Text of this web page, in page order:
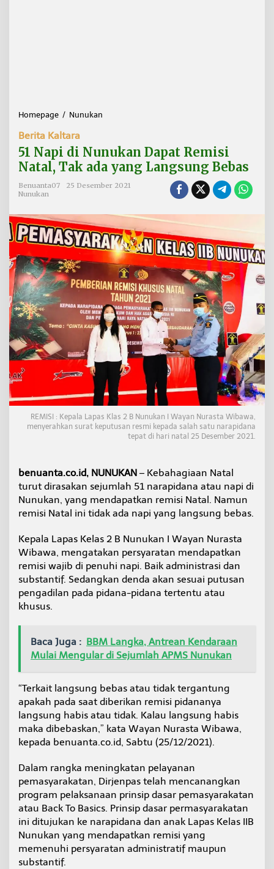
Homepage / Nunukan
a
p
i
u
n
u
k
D
a
a
t
R
s
i
N
t
a
T
a
k
a
d
a
n
g
L
a
n
n
g
b
a
Berita Kaltara
51 Napi di Nunukan Dapat Remisi
Natal, Tak ada yang Langsung Bebas
Benuanta07
25 Desember 2021
Nunukan
REMISI : Kepala Lapas Klas 2 B Nunukan I Wayan Nurasta Wibawa,
menyerahkan surat keputusan resmi kepada salah satu narapidana
tepat di hari natal 25 Desember 2021.
benuanta.co.id, NUNUKAN – Kebahagiaan Natal
turut dirasakan sejumlah 51 narapidana atau napi di
Nunukan, yang mendapatkan remisi Natal. Namun
remisi Natal ini tidak ada napi yang langsung bebas.
Kepala Lapas Kelas 2 B Nunukan I Wayan Nurasta
Wibawa, mengatakan persyaratan mendapatkan
remisi wajib di penuhi napi. Baik administrasi dan
substantif. Sedangkan denda akan sesuai putusan
pengadilan pada pidana-pidana tertentu atau
khusus.
Baca Juga : BBM Langka, Antrean Kendaraan
Mulai Mengular di Sejumlah APMS Nunukan
“Terkait langsung bebas atau tidak tergantung
apakah pada saat diberikan remisi pidananya
langsung habis atau tidak. Kalau langsung habis
maka dibebaskan,” kata Wayan Nurasta Wibawa,
kepada benuanta.co.id, Sabtu (25/12/2021).
Dalam rangka meningkatan pelayanan
pemasyarakatan, Dirjenpas telah mencanangkan
program pelaksanaan prinsip dasar pemasyarakatan
atau Back To Basics. Prinsip dasar permasyarakatan
ini ditujukan ke narapidana dan anak Lapas Kelas IIB
Nunukan yang mendapatkan remisi yang
memenuhi persyaratan administratif maupun
substantif.